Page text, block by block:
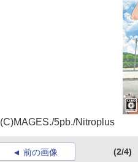
(C)MAGES./5pb./Nitroplus
前の画像 (2/4)